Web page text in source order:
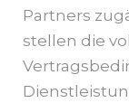
Partners
stellen die